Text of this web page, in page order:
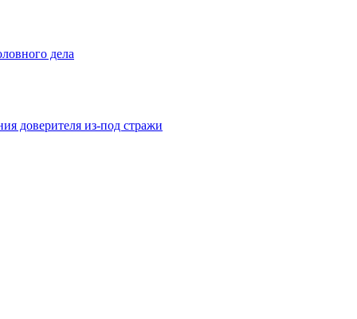
дела
доверителя из-под стражи